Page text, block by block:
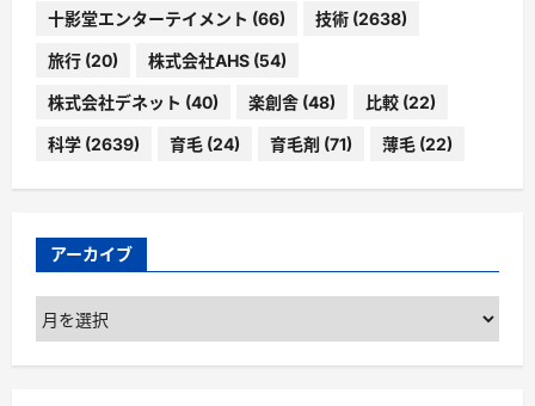
十影堂エンターテイメント (66) 技術 (2638)
旅行 (20) 株式会社AHS (54)
株式会社デネット (40) 楽創舎 (48) 比較 (22)
科学 (2639) 育毛 (24) 育毛剤 (71) 薄毛 (22)
アーカイブ
ア
ー
カ